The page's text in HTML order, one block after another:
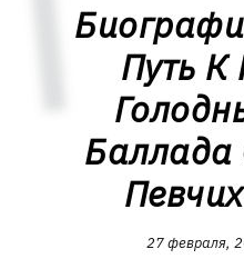
Путь
27 февраля,